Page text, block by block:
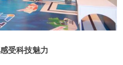
受科技魅力